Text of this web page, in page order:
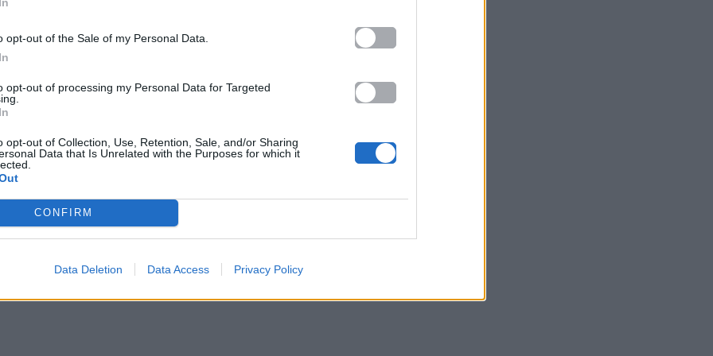
opt-out of the Sale of my Personal Data.
opt-out of processing my Personal Data for Targeted
opt-out of Collection, Use, Retention, Sale, and/or Sharing
Data that Is Unrelated with the Purposes for which it
CONFIRM
Data Deletion Data Access Privacy Policy
για τις επιτυχίες και τις αποτύχιες τους.
ελληνική τηλεόραση και έρχεται
στις 22:00
διάδραση, τότε δημιουργείται η
για να ανθίσει κάθε μορφή δημιουργίας,